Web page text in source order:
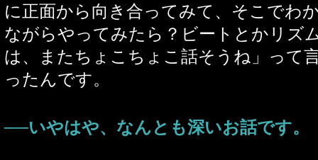
に正面から向き合ってみて、そこでわ
ながらやってみたら？ビートとかリズ
は、またちょこちょこ話そうね」って
ったんです。
──いやはや、なんとも深いお話です。